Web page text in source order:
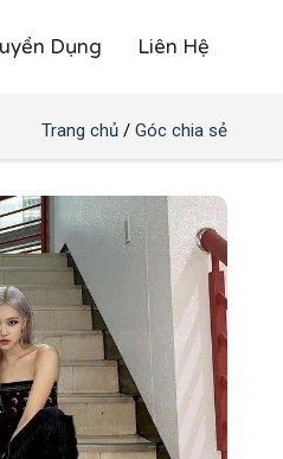
Dụng Liên Hệ
Trang chủ / Góc chia sẻ